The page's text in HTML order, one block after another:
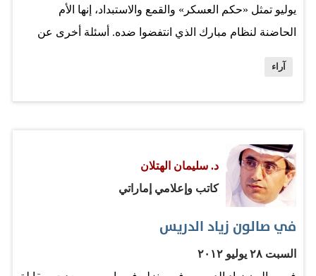
يوليو تمثل «حكم العسكر» والقمع والاستبداد، إنها الأم
الحاضنة لنظام مبارك الذي انتفضوا ضده. أسئلة أخرى عن
مثله. بالطبع كان هناك من يدافع عن الثورة، ويبرز إنجازاتها
قولاً كهذا في كلمته بمناسبة الثورة. يمكن تفسير كل ما سبق
على أنه صراع سياسي، ولكنه أيضاً صراع طبقي. إنها أصوات
الطبقة الشعبية الجديدة المهمشة التي وجدت مكاناً لها تحت
هو إلغاء الطبقية وحكم الإقطاع وانحيازها للمهمشين من
عمال وفلاحين».. سيصرخ فينا أحد المدافعين عنها. إنه صادق،
آراء
د. سليمان الهتلان
كاتب وإعلامي إماراتي
في صالون زياد الدريس
السبت ٢٨ يوليو ٢٠١٢